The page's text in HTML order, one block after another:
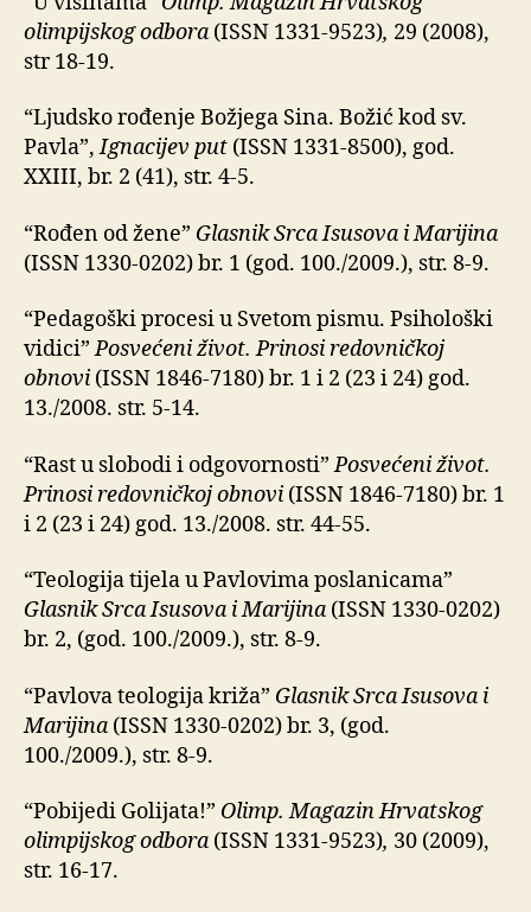
olimpijskog odbora (ISSN 1331-9523), 29 (2008),
str 18-19.
“Ljudsko rođenje Božjega Sina. Božić kod sv.
Pavla”,Ignacijev put (ISSN 1331-8500), god.
XXIII, br. 2 (41), str. 4-5.
“Rođen od žene” Glasnik Srca Isusova i Marijina
(ISSN 1330-0202) br. 1 (god. 100./2009.), str. 8-9.
“Pedagoški procesi u Svetom pismu. Psihološki
vidici”Posvećeni život. Prinosi redovničkoj
obnovi (ISSN 1846-7180) br. 1 i 2 (23 i 24) god.
13./2008. str. 5-14.
“Rast u slobodi i odgovornosti”Posvećeni život.
Prinosi redovničkoj obnovi (ISSN 1846-7180) br. 1
i 2 (23 i 24) god. 13./2008. str. 44-55.
“Teologija tijela u Pavlovima poslanicama”
Glasnik Srca Isusova i Marijina (ISSN 1330-0202)
br. 2, (god. 100./2009.), str. 8-9.
“Pavlova teologija križa” Glasnik Srca Isusova i
Marijina (ISSN 1330-0202) br. 3, (god.
100./2009.), str. 8-9.
“Pobijedi Golijata!” Olimp. Magazin Hrvatskog
olimpijskog odbora (ISSN 1331-9523), 30 (2009),
str. 16-17.